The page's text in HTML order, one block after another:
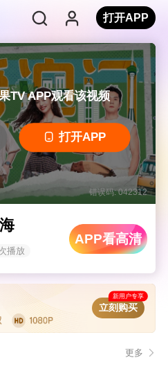
打开APP
TV APP观看该视频
打开APP
错误码: 042312
播放
APP看高清
新用户专享
立刻购买
更多